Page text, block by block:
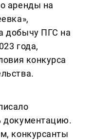
аренды на
добычу ПГС на
года,
конкурса
документацию.
конкурсанты